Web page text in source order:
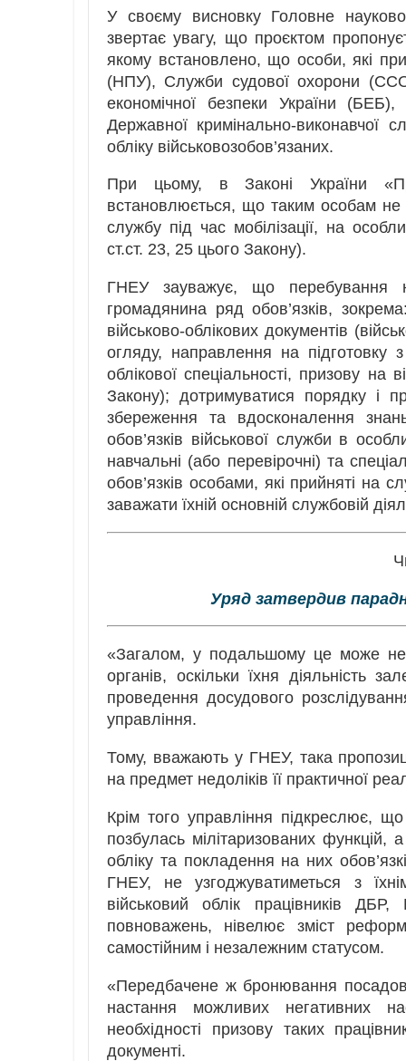
У своєму висновку Головне
звертає увагу, що проєктом
якому встановлено, що особи, які
(НПУ), Служби судової охорони
економічної безпеки України (БЕБ),
Державної кримінально-виконавчої
обліку військовозобов’язаних.
При цьому, в Законі України
встановлюється, що таким особам не
службу під час мобілізації, на
ст.ст. 23, 25 цього Закону).
ГНЕУ зауважує, що перебування
громадянина ряд обов’язків,
військово-облікових документів
огляду, направлення на підготовку
облікової спеціальності, призову
Закону); дотримуватися порядку і
збереження та вдосконалення
обов’язків військової служби в
навчальні (або перевірочні) та
обов’язків особами, які прийняті
заважати їхній основній службовій
Уряд затвердив
«Загалом, у подальшому це може
органів, оскільки їхня діяльність
проведення досудового
управління.
Тому, вважають у ГНЕУ, така
на предмет недоліків її практичної
Крім того управління підкреслює,
позбулась мілітаризованих функцій,
обліку та покладення на них
ГНЕУ, не узгоджуватиметься з
військовий облік працівників
повноважень, нівелює зміст
самостійним і незалежним статусом.
«Передбачене ж бронювання
настання можливих негативних
необхідності призову таких
документі.